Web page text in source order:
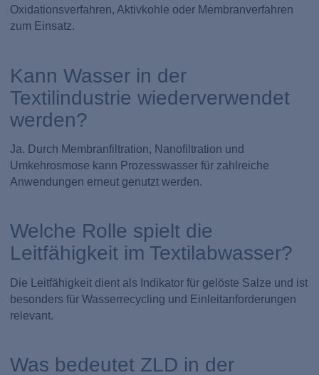
Oxidationsverfahren, Aktivkohle oder Membranverfahren
zum Einsatz.
Kann Wasser in der
Textilindustrie wiederverwendet
werden?
Ja. Durch Membranfiltration, Nanofiltration und
Umkehrosmose kann Prozesswasser für zahlreiche
Anwendungen erneut genutzt werden.
Welche Rolle spielt die
Leitfähigkeit im Textilabwasser?
Die Leitfähigkeit dient als Indikator für gelöste Salze und ist
besonders für Wasserrecycling und Einleitanforderungen
relevant.
Was bedeutet ZLD in der